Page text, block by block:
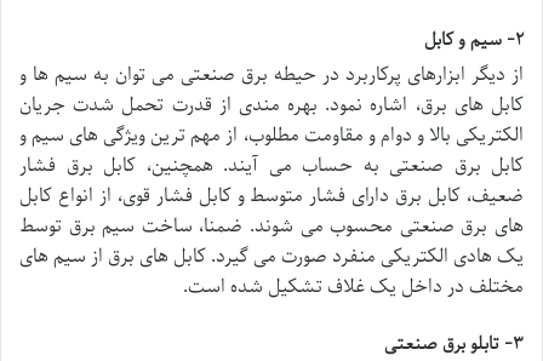
۲- سیم و کابل
از دیگر ابزارهای پرکاربرد در حیطه برق صنعتی می توان به سیم ها و
کابل های برق، اشاره نمود. بهره مندی از قدرت تحمل شدت جریان
الکتریکی بالا و دوام و مقاومت مطلوب، از مهم ترین ویژگی های سیم و
کابل برق صنعتی به حساب می آیند. همچنین، کابل برق فشار
ضعیف، کابل برق دارای فشار متوسط و کابل فشار قوی، از انواع کابل
های برق صنعتی محسوب می شوند. ضمنا، ساخت سیم برق توسط
یک هادی الکتریکی منفرد صورت می گیرد. کابل های برق از سیم های
مختلف در داخل یک غلاف تشکیل شده است.
۳- تابلو برق صنعتی